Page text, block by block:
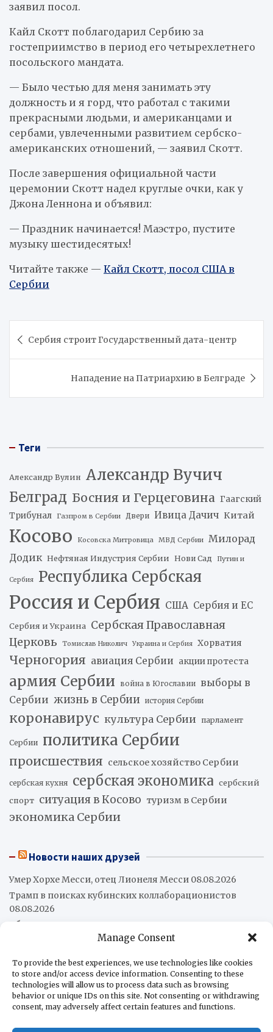
Manage Consent
To provide the best experiences, we use technologies like cookies
to store and/or access device information. Consenting to these
technologies will allow us to process data such as browsing
behavior or unique IDs on this site. Not consenting or withdrawing
consent, may adversely affect certain features and functions.
заявил посол.
Кайл Скотт поблагодарил Сербию за
гостеприимство в период его четырехлетнего
посольского мандата.
— Было честью для меня занимать эту
должность и я горд, что работал с такими
прекрасными людьми, и американцами и
сербами, увлеченными развитием сербско-
американских отношений, — заявил Скотт.
После завершения официальной части
церемонии Скотт надел круглые очки, как у
Джона Леннона и объявил:
— Праздник начинается! Маэстро, пустите
музыку шестидесятых!
Читайте также — Кайл Скотт, посол США в
Сербии
по Сербия строит Государственный дата-центр
Нападение на Патриархию в Белграде
Теги
Александр Вулин Александр Вучич
Белград Босния и Герцеговина Гаагский
Трибунал Газпром в Сербии Двери Ивица Дачич Китай
Косово Косовска Митровица МВД Сербии Милорад
Додик Нефтяная Индустрия Сербии Нови Сад Путин и
Сербия Республика Сербская
Россия и Сербия США Сербия и ЕС
Сербия и Украина Сербская Православная
Церковь
Томислав Николич Украина и Сербия Хорватия
Черногория авиация Сербии акции протеста
армия Сербии война в Югославии
выборы в
Сербии жизнь в Сербии история Сербии
коронавирус культура Сербии парламент
Сербии политика Сербии
происшествия сельское хозяйство Сербии
сербская кухня сербская экономика сербский
спорт ситуация в Косово туризм в Сербии
экономика Сербии
Новости наших друзей
Умер Хорхе Месси, отец Лионеля Месси 08.08.2026
Трамп в поисках кубинских коллаборационистов
08.08.2026
Абелардо де ла Эсприэлья вступил в должность
президента Колумбии08.08.2026
сократилось на 2,2%08.08.2026
Китай передал Кубе второй гуманитарный груз — 5 000
фотоэлектрических систем08.08.2026
Хуан Марторано: Насилие как стратегия государства и
бизнес07.08.2026